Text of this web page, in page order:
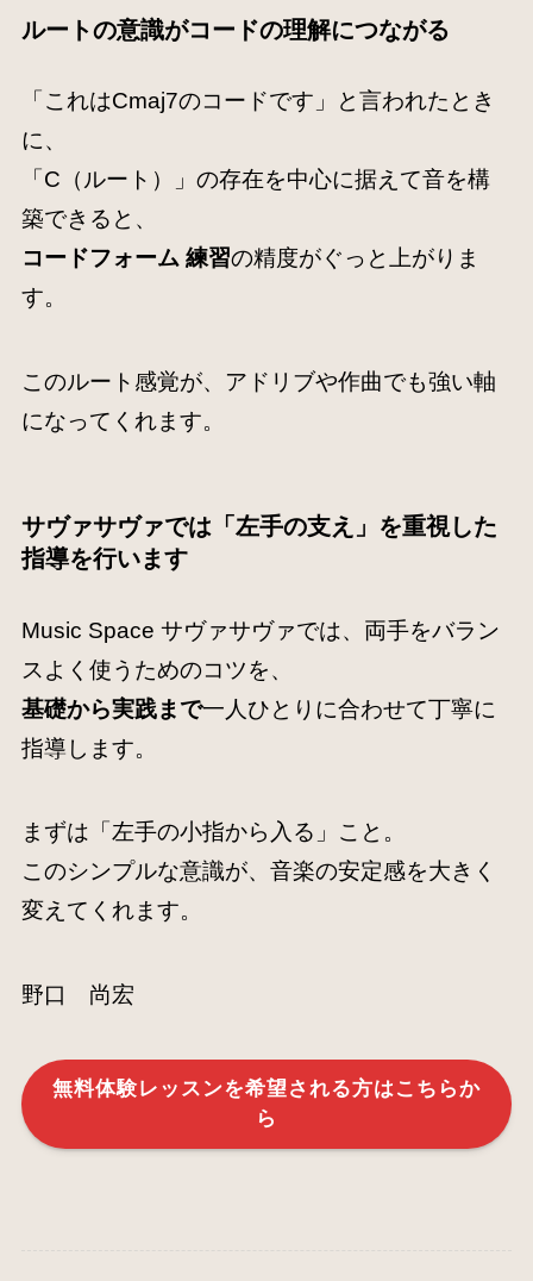
ルートの意識がコードの理解につながる
「これはCmaj7のコードです」と言われたとき
に、
「C（ルート）」の存在を中心に据えて音を構
築できると、
コードフォーム 練習の精度がぐっと上がりま
す。
このルート感覚が、アドリブや作曲でも強い軸
になってくれます。
サヴァサヴァでは「左手の支え」を重視した
指導を行います
Music Space サヴァサヴァでは、両手をバラン
スよく使うためのコツを、
基礎から実践まで一人ひとりに合わせて丁寧に
指導します。
まずは「左手の小指から入る」こと。
このシンプルな意識が、音楽の安定感を大きく
変えてくれます。
野口 尚宏
無料体験レッスンを希望される方はこちらか
ら